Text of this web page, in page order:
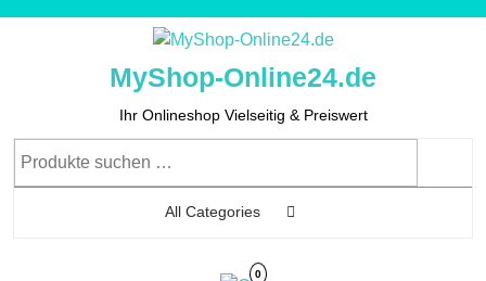
MyShop-Online24.de
Ihr Onlineshop Vielseitig & Preiswert
All Categories
0